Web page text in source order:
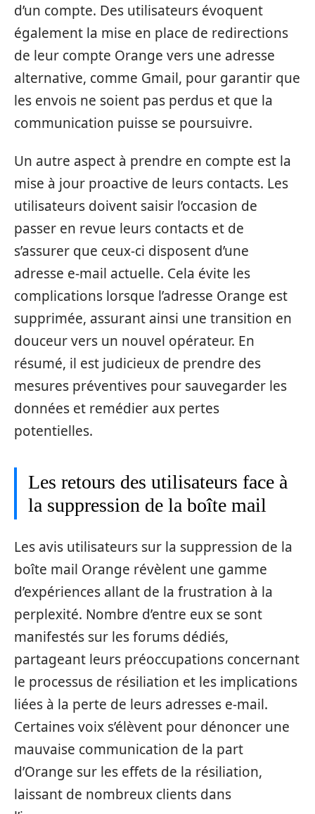
d’un compte. Des utilisateurs évoquent
également la mise en place de redirections
de leur compte Orange vers une adresse
alternative, comme Gmail, pour garantir que
les envois ne soient pas perdus et que la
communication puisse se poursuivre.
Un autre aspect à prendre en compte est la
mise à jour proactive de leurs contacts. Les
utilisateurs doivent saisir l’occasion de
passer en revue leurs contacts et de
s’assurer que ceux-ci disposent d’une
adresse e-mail actuelle. Cela évite les
complications lorsque l’adresse Orange est
supprimée, assurant ainsi une transition en
douceur vers un nouvel opérateur. En
résumé, il est judicieux de prendre des
mesures préventives pour sauvegarder les
données et remédier aux pertes
potentielles.
Les retours des utilisateurs face à
la suppression de la boîte mail
Les avis utilisateurs sur la suppression de la
boîte mail Orange révèlent une gamme
d’expériences allant de la frustration à la
perplexité. Nombre d’entre eux se sont
manifestés sur les forums dédiés,
partageant leurs préoccupations concernant
le processus de résiliation et les implications
liées à la perte de leurs adresses e-mail.
Certaines voix s’élèvent pour dénoncer une
mauvaise communication de la part
d’Orange sur les effets de la résiliation,
laissant de nombreux clients dans